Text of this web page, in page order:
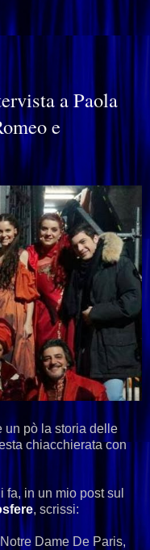
a Paola
e
un pò la storia delle
chiacchierata con
in un mio post sul
, scrissi:
Dame De Paris,